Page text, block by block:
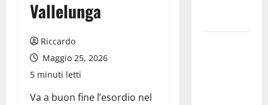
Vallelunga
Riccardo
Maggio 25, 2026
5 minuti letti
Va a buon fine l’esordio nel